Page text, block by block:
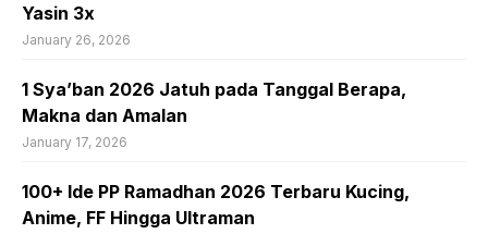
Yasin 3x
January 26, 2026
1 Sya’ban 2026 Jatuh pada Tanggal Berapa,
Makna dan Amalan
January 17, 2026
100+ Ide PP Ramadhan 2026 Terbaru Kucing,
Anime, FF Hingga Ultraman